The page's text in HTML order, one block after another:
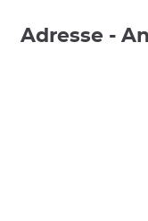
Adresse -